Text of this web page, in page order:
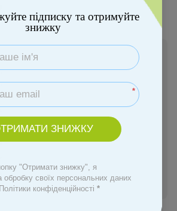
Купити
персональної знижки
підписку та отримуйте
знижку
*
ЗНИЖКУ
"Отримати знижку", я
своїх персональних даних
конфіденційності *